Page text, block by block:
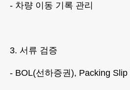
- 차량 이동 기록 관리
3. 서류 검증
- BOL(선하증권), Packing